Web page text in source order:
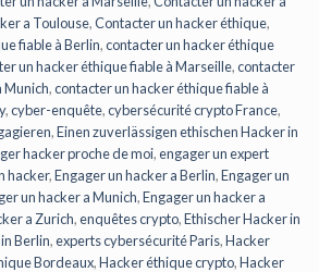
a Toulouse,Contacter un hacker éthique,
fiable à Berlin,contacter un hacker éthique
un hacker éthique fiable à Marseille,contacter
Munich,contacter un hacker éthique fiable à
,cyber-enquête,cybersécurité crypto France,
,Einen zuverlässigen ethischen Hacker in
hacker proche de moi,engager un expert
hacker,Engager un hacker a Berlin,Engager un
un hacker a Munich,Engager un hacker a
a Zurich,enquêtes crypto,Ethischer Hacker in
Berlin,experts cybersécurité Paris,Hacker
Bordeaux,Hacker éthique crypto,Hacker